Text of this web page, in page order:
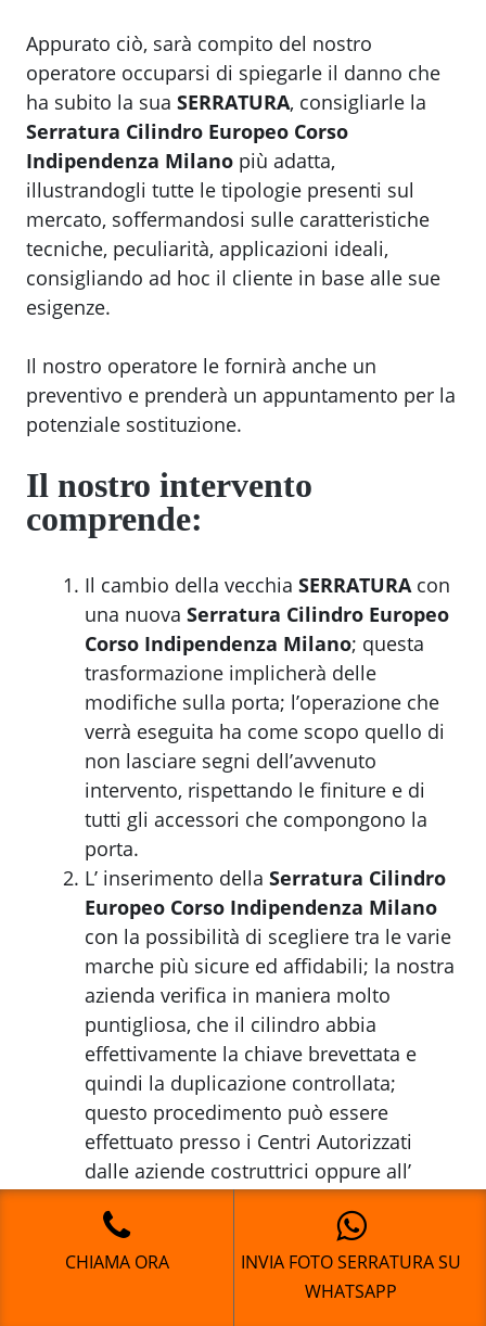
Appurato ciò, sarà compito del nostro
operatore occuparsi di spiegarle il danno che
ha subito la sua SERRATURA, consigliarle la
Serratura Cilindro Europeo Corso
Indipendenza Milano più adatta,
illustrandogli tutte le tipologie presenti sul
mercato, soffermandosi sulle caratteristiche
tecniche, peculiarità, applicazioni ideali,
consigliando ad hoc il cliente in base alle sue
esigenze.
Il nostro operatore le fornirà anche un
preventivo e prenderà un appuntamento per la
potenziale sostituzione.
Il nostro intervento
comprende:
Il cambio della vecchia SERRATURAcon
una nuova Serratura Cilindro Europeo
Corso Indipendenza Milano; questa
trasformazione implicherà delle
modifiche sulla porta; l’operazione che
verrà eseguita ha come scopo quello di
non lasciare segni dell’avvenuto
intervento, rispettando le finiture e di
tutti gli accessori che compongono la
porta.
L’ inserimento della Serratura Cilindro
Europeo Corso Indipendenza Milano
con la possibilità di scegliere tra le varie
marche più sicure ed affidabili; la nostra
azienda verifica in maniera molto
puntigliosa, che il cilindro abbia
effettivamente la chiave brevettata e
quindi la duplicazione controllata;
questo procedimento può essere
effettuato presso i Centri Autorizzati
dalle aziende costruttrici oppure all’
interno della nostra azienda.
In entrambi i casi, l’utente deve
presentarsi al punto vendita dove ha
acquistato il prodotto e il rivenditore
CHIAMA ORA
INVIA FOTO SERRATURA SU
WHATSAPP